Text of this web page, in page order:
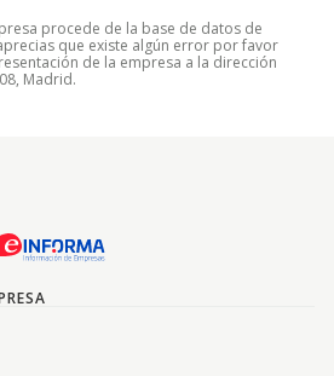
procede de la base de datos de
aprecias que existe algún error por favor
de la empresa a la dirección
Madrid.